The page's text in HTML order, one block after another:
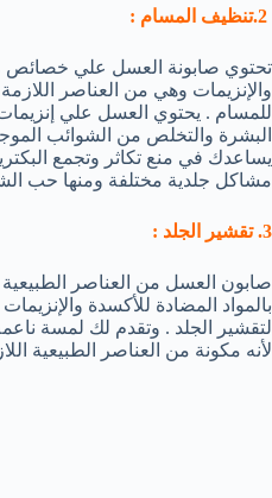
تحتوي صابونة العسل علي خصائص
والإنزيمات وهي من العناصر
للمسام . يحتوي العسل علي
البشرة والتخلص من الشوائب
يساعدك في منع تكاثر وتجمع
مشاكل جلدية مختلفة ومنها حب
3. تقشير الجلد :
صابون العسل من العناصر الطبيعية
بالمواد المضادة للأكسدة والإنزيمات
لتقشير الجلد . وتقدم لك لمسة
لأنه مكونة من العناصر الطبيعية